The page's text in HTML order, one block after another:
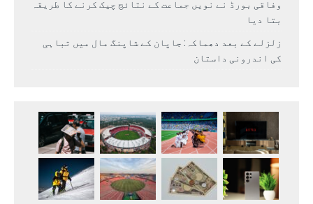
وفاقی بورڈ نے نویں جماعت کے نتائج چیک کرنے کا طریقہ
بتا دیا
زلزلے کے بعد دھماکہ: جاپان کے شاپنگ مال میں تباہی
کی اندرونی داستان